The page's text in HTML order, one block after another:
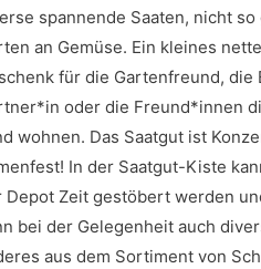
spannende Saaten, nicht so
an Gemüse. Ein kleines
für die Gartenfreund, die
oder die Freund*innen
wohnen. Das Saatgut ist
In der Saatgut-Kiste
Depot Zeit gestöbert werden
bei der Gelegenheit auch
aus dem Sortiment von